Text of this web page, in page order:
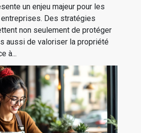
un enjeu majeur pour les
Des stratégies
non seulement de protéger
aussi de valoriser la propriété
à...